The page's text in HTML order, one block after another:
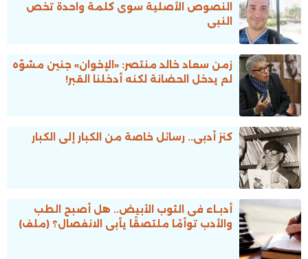
النصوص الأصلية سوى كلمة واحدة تخص
النبى
زمن سعاد خالد منتصر: «الإخوان» جنين مشوّه
لم يدخل الحضانة لكنه أدخلنا القبر!
كنز أدبى.. رسائل خاصة من الكبار إلى الكبار
أدبـاء فى الثوب الأبيض.. هل أصبح الطب
والأدب توأمًا ملتصقًا يأبى الانفصال؟ (ملف)